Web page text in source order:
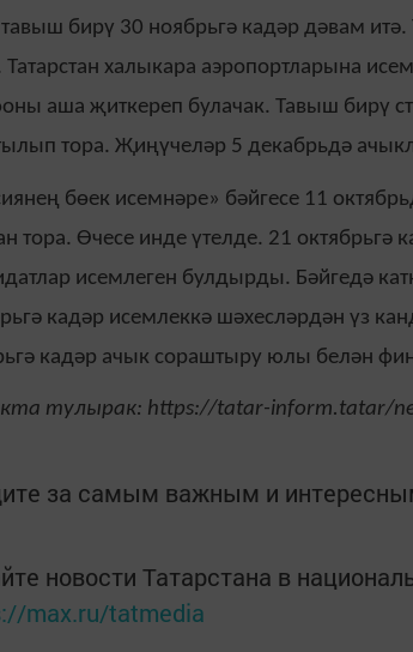
бирү 30 ноябрьгә кадәр дәвам
халыкара аэропортларына
аша җиткереп булачак. Тавыш бирү
тора. Җиңүчеләр 5 декабрьдә
бөек исемнәре» бәйгесе 11
тора. Өчесе инде үтелде. 21
исемлеген булдырды. Бәйгедә
кадәр исемлеккә шәхесләрдән үз
кадәр ачык сораштыру юлы белән
тулырак: https://tatar-inform.tatar/
за самым важным и
новости Татарстана в
max.ru/tatmedia